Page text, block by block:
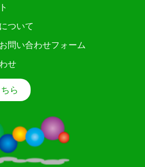
ついて
問い合わせフォーム
せ
ら